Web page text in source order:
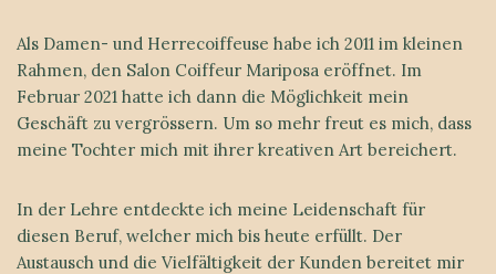
Als Damen- und Herrecoiffeuse habe ich 2011 im kleinen
Rahmen, den Salon Coiffeur Mariposa eröffnet. Im
Februar 2021 hatte ich dann die Möglichkeit mein
Geschäft zu vergrössern. Um so mehr freut es mich, dass
meine Tochter mich mit ihrer kreativen Art bereichert.
In der Lehre entdeckte ich meine Leidenschaft für
diesen Beruf, welcher mich bis heute erfüllt. Der
Austausch und die Vielfältigkeit der Kunden bereitet mir